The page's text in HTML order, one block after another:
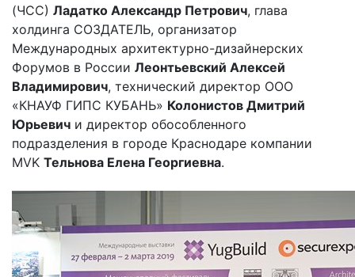
(ЧСС) Ладатко Александр Петрович, глава
холдинга СОЗДАТЕЛЬ, организатор
Международных архитектурно-дизайнерских
Форумов в России Леонтьевский Алексей
Владимирович, технический директор ООО
«КНАУФ ГИПС КУБАНЬ» Колонистов Дмитрий
Юрьевич и директор обособленного
подразделения в городе Краснодаре компании
MVK Тельнова Елена Георгиевна.